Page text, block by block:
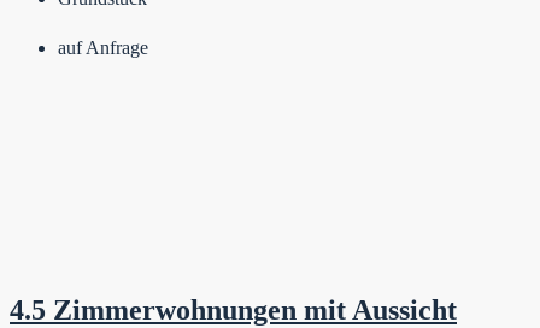
auf Anfrage
4.5 Zimmerwohnungen mit Aussicht